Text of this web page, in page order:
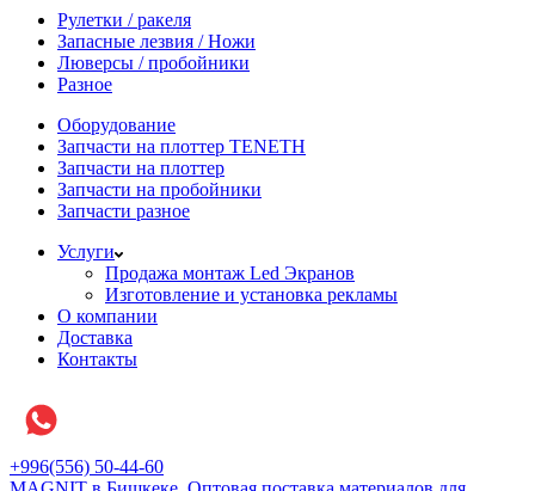
Рулетки / ракеля
Запасные лезвия / Ножи
Люверсы / пробойники
Разное
Оборудование
Запчасти на плоттер TENETH
Запчасти на плоттер
Запчасти на пробойники
Запчасти разное
Услуги
Продажа монтаж Led Экранов
Изготовление и установка рекламы
О компании
Доставка
Контакты
+996(556) 50-44-60